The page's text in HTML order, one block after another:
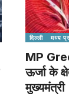
दिल्ली मध्य
MP
ऊर्जा के
मुख्यमंत्री